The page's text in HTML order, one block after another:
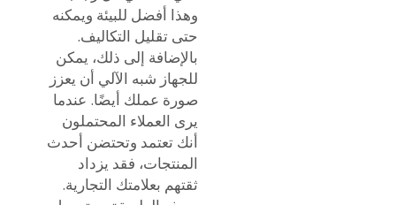
وهذا أفضل للبيئة ويمكنه
حتى تقليل التكاليف.
بالإضافة إلى ذلك، يمكن
للجهاز شبه الآلي أن يعزز
صورة عملك أيضًا. عندما
يرى العملاء المحتملون
أنك تعتمد وتحتضن أحدث
المنتجات، فقد يزداد
ثقتهم بعلامتك التجارية.